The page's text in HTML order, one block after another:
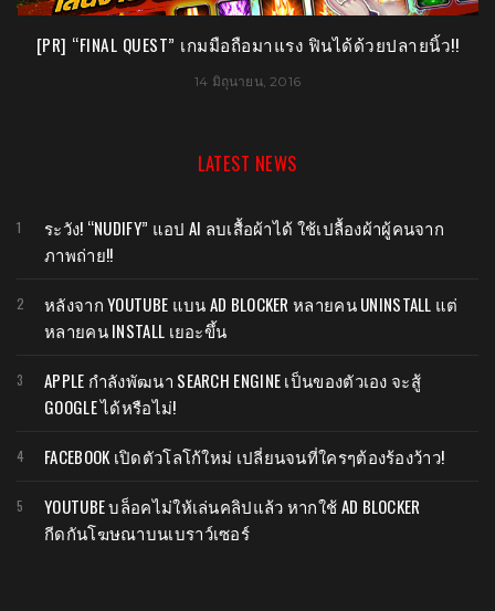
[PR] “FINAL QUEST” เกมมือถือมาแรง ฟินได้ด้วยปลายนิ้ว!!
14 มิถุนายน, 2016
LATEST NEWS
ระวัง! “NUDIFY” แอป AI ลบเสื้อผ้าได้ ใช้เปลื้องผ้าผู้คนจาก
ภาพถ่าย!!
หลังจาก YOUTUBE แบน AD BLOCKER หลายคน UNINSTALL แต่
หลายคน INSTALL เยอะขึ้น
APPLE กำลังพัฒนา SEARCH ENGINE เป็นของตัวเอง จะสู้
GOOGLE ได้หรือไม่!
FACEBOOK เปิดตัวโลโก้ใหม่ เปลี่ยนจนที่ใครๆต้องร้องว้าว!
YOUTUBE บล็อคไม่ให้เล่นคลิปแล้ว หากใช้ AD BLOCKER
กีดกันโฆษณาบนเบราว์เซอร์